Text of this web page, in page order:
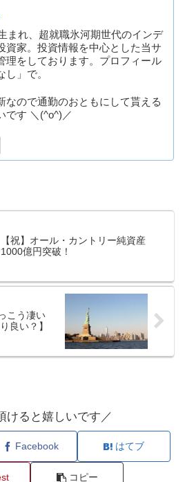
まれ、超就職氷河期世代のインデ
資家。投資情報を中心とした当サ
理をしております。プロフィール
し」で。
なので通勤のおともにして貰える
です ＼(^o^)／
【祝】オール・カントリー純資産
1000億円突破！
こう凄い
良い？】
けると嬉しいです／
Facebook はてブ
コピー